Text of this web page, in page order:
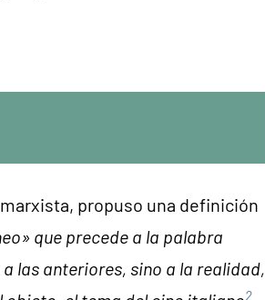
propuso una definición
que precede a la palabra
las anteriores, sino a la realidad,
2